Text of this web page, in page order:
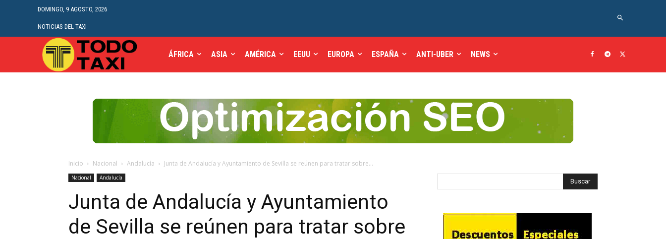
DOMINGO, 9 AGOSTO, 2026
NOTICIAS DEL TAXI
ÁFRICA ASIA AMÉRICA EEUU EUROPA ESPAÑA ANTI-UBER NEWS
Inicio Nacional Andalucía Junta de Andalucía y Ayuntamiento de Sevilla se reúnen para tratar sobre...
Nacional Andalucía
Junta de Andalucía y Ayuntamiento
de Sevilla se reúnen para tratar sobre